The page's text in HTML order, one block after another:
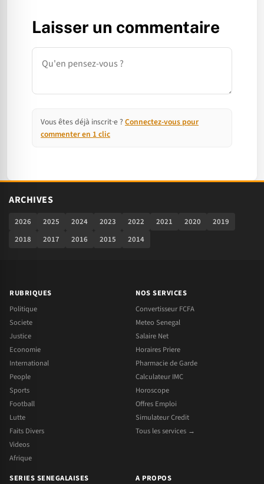
Laisser un commentaire
Commentaire
Vous êtes déjà inscrit·e ? Connectez-vous pour
commenter en 1 clic
ARCHIVES
2026 2025 2024 2023 2022 2021 2020
2019
2018
2017 2016 2015 2014
RUBRIQUES
Politique
Societe
Justice
Economie
International
People
Sports
Football
Lutte
Faits Divers
Videos
Afrique
NOS SERVICES
Convertisseur FCFA
Meteo Senegal
Salaire Net
Horaires Priere
Pharmacie de Garde
Calculateur IMC
Horoscope
Offres Emploi
Simulateur Credit
Tous les services →
SERIES SENEGALAISES
A PROPOS